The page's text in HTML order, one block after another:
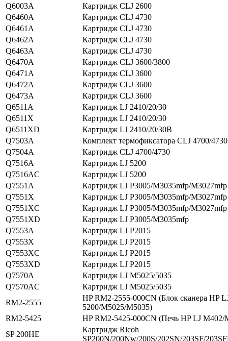
Q6003A
Картридж CLJ 2600
Q6460A
Картридж CLJ 4730
Q6461A
Картридж CLJ 4730
Q6462A
Картридж CLJ 4730
Q6463A
Картридж CLJ 4730
Q6470A
Картридж CLJ 3600/3800
Q6471A
Картридж CLJ 3600
Q6472A
Картридж CLJ 3600
Q6473A
Картридж CLJ 3600
Q6511A
Картридж LJ 2410/20/30
Q6511X
Картридж LJ 2410/20/30
Q6511XD
Картридж LJ 2410/20/30В
Q7503A
Комплект термофиксатора CLJ 4700/4730
Q7504A
Картридж CLJ 4700/4730
Q7516A
Картридж LJ 5200
Q7516AC
Картридж LJ 5200
Q7551A
Картридж LJ P3005/M3035mfp/M3027mfp
Q7551X
Картридж LJ P3005/M3035mfp/M3027mfp
Q7551XC
Картридж LJ P3005/M3035mfp/M3027mfp
Q7551XD
Картридж LJ P3005/M3035mfp
Q7553A
Картридж LJ P2015
Q7553X
Картридж LJ P2015
Q7553XC
Картридж LJ P2015
Q7553XD
Картридж LJ P2015
Q7570A
Картридж LJ M5025/5035
Q7570AC
Картридж LJ M5025/5035
RM2-2555
HP RM2-2555-000CN (Блок сканера HP
5200/M5025/M5035)
RM2-5425
HP RM2-5425-000CN (Печь HP LJ M402/
SP 200HE
Картридж Ricoh
SP200N/200Nw/200S/202SN/203SF/